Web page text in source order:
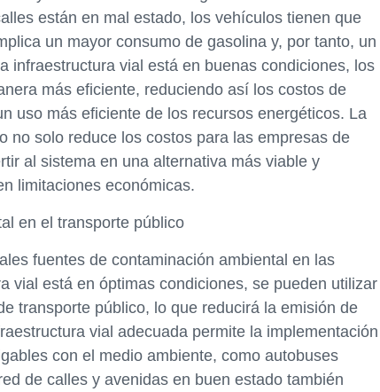
están en mal estado, los vehículos tienen que
un mayor consumo de gasolina y, por tanto, un
infraestructura vial está en buenas condiciones, los
más eficiente, reduciendo así los costos de
uso más eficiente de los recursos energéticos. La
no solo reduce los costos para las empresas de
al sistema en una alternativa más viable y
limitaciones económicas.
en el transporte público
fuentes de contaminación ambiental en las
vial está en óptimas condiciones, se pueden utilizar
transporte público, lo que reducirá la emisión de
vial adecuada permite la implementación
con el medio ambiente, como autobuses
de calles y avenidas en buen estado también